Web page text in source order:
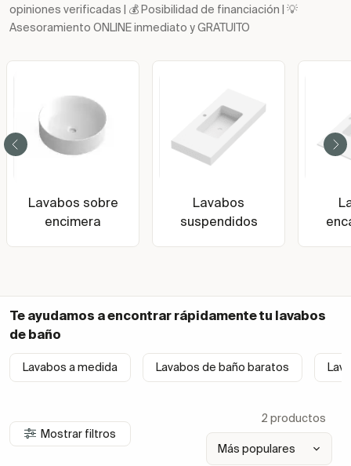
opiniones verificadas | 💰 Posibilidad de financiación | 💡
Asesoramiento ONLINE inmediato y GRATUITO
Lavabos sobre
encimera
Lavabos
suspendidos
Te ayudamos a encontrar rápidamente tu lavabos
de baño
Lavabos a medida Lavabos de baño baratos
Mostrar filtros
2 productos